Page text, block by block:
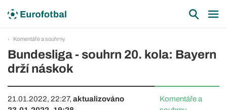
Komentáře a souhrny
Bundesliga - souhrn 20. kola: Bayern
drží náskok
21.01.2022, 22:27, aktualizováno
Komentáře a